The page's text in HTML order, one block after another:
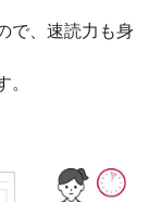
で、速読力も身